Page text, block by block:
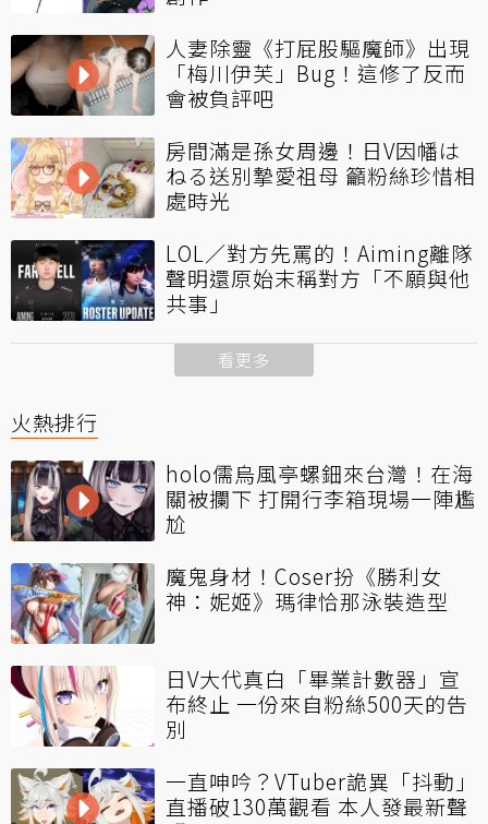
人妻除靈《打屁股驅魔師》出現
「梅川伊芙」Bug！這修了反而
會被負評吧
房間滿是孫女周邊！日V因幡は
ねる送別摯愛祖母 籲粉絲珍惜相
處時光
LOL／對方先罵的！Aiming離隊
聲明還原始末稱對方「不願與他
共事」
看更多
火熱排行
holo儒烏風亭螺鈿來台灣！在海
關被攔下 打開行李箱現場一陣尷
尬
魔鬼身材！Coser扮《勝利女
神：妮姬》瑪律恰那泳裝造型
日V大代真白「畢業計數器」宣
布終止 一份來自粉絲500天的告
別
一直呻吟？VTuber詭異「抖動」
直播破130萬觀看 本人發最新聲